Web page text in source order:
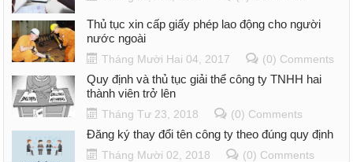
Thủ tục xin cấp giấy phép lao động cho người
nước ngoài
Tháng Mười Hai 04, 2017 (0) Comments
Quy định và thủ tục giải thể công ty TNHH hai
thành viên trở lên
Tháng Tư 23, 2018 (0) Comments
Đăng ký thay đổi tên công ty theo đúng quy định
Tháng Mười 02, 2018 (0) Comments